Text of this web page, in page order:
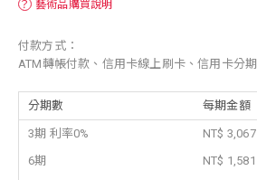
？ 藝術品購買說明
付款方式：
ATM轉帳付款、信用卡線上刷卡、信用卡分期
分期數 每期金額
3期 利率0%
NT$ 3,067
6期
NT$ 1,581